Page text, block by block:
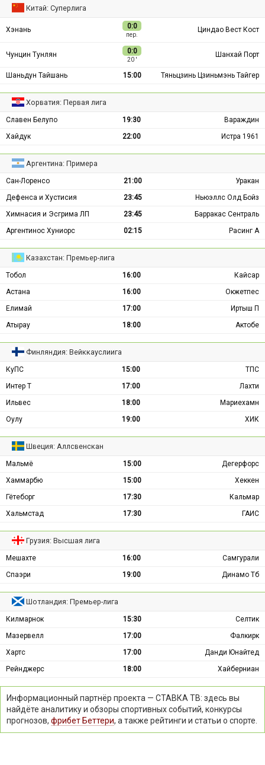
Китай: Суперлига
Хэнань 0:0
пер.
Циндао Вест Кост
Чунцин Тунлян 0:0
20 ′
Шанхай Порт
Шаньдун Тайшань 15:00 Тяньцзинь Цзиньмэнь Тайгер
Хорватия: Первая лига
Славен Белупо 19:30
Вараждин
Хайдук
22:00 Истра 1961
Аргентина: Примера
Сан-Лоренсо 21:00
Уракан
Дефенса и Хустисия
23:45
Ньюэллс Олд Бойз
Химнасия и Эсгрима ЛП
23:45
Барракас Сентраль
Аргентинос Хуниорс
02:15 Расинг А
Казахстан: Премьер-лига
Тобол 16:00
Кайсар
Астана
16:00
Окжетпес
Елимай
17:00
Иртыш П
Атырау
18:00 Актобе
Финляндия: Вейккауслиига
КуПС 15:00
ТПС
Интер Т
17:00
Лахти
Ильвес
18:00
Мариехамн
Оулу
19:00 ХИК
Швеция: Аллсвенскан
Мальмё 15:00
Дегерфорс
Хаммарбю
15:00
Хеккен
Гётеборг
17:30
Кальмар
Хальмстад
17:30 ГАИС
Грузия: Высшая лига
Мешахте 16:00
Самгурали
Спаэри
19:00 Динамо Тб
Шотландия: Премьер-лига
Килмарнок 15:30
Селтик
Мазервелл
17:00
Фалкирк
Хартс
17:00
Данди Юнайтед
Рейнджерс
18:00 Хайберниан
Информационный партнёр проекта — СТАВКА ТВ: здесь вы
найдёте аналитику и обзоры спортивных событий, конкурсы
прогнозов, фрибет Беттери, а также рейтинги и статьи о спорте.